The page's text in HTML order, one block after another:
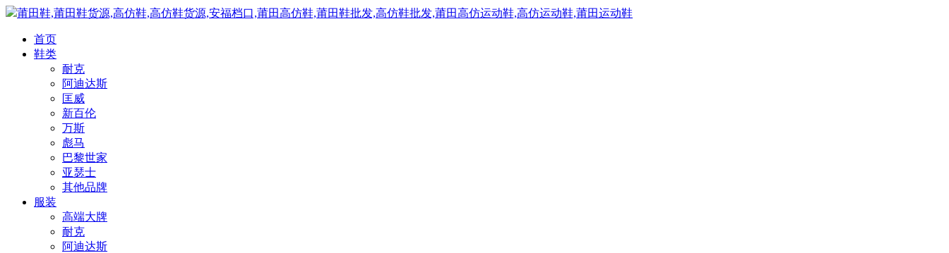
莆田鞋,莆田鞋货源,高仿鞋,高仿鞋货源,安福档口,莆田高仿鞋,莆田鞋批发,高仿鞋批发,莆田高仿运动鞋,高仿运动鞋,莆田运动鞋
首页
鞋类
耐克
阿迪达斯
匡威
新百伦
万斯
彪马
巴黎世家
亚瑟士
其他品牌
服装
高端大牌
耐克
阿迪达斯